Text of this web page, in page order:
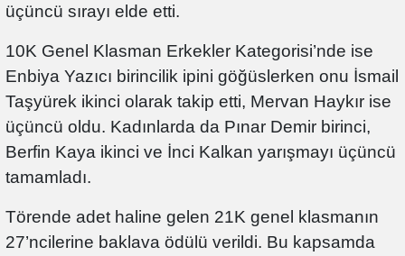
üçüncü sırayı elde etti.
10K Genel Klasman Erkekler Kategorisi’nde ise
Enbiya Yazıcı birincilik ipini göğüslerken onu İsmail
Taşyürek ikinci olarak takip etti, Mervan Haykır ise
üçüncü oldu. Kadınlarda da Pınar Demir birinci,
Berfin Kaya ikinci ve İnci Kalkan yarışmayı üçüncü
tamamladı.
Törende adet haline gelen 21K genel klasmanın
27’ncilerine baklava ödülü verildi. Bu kapsamda